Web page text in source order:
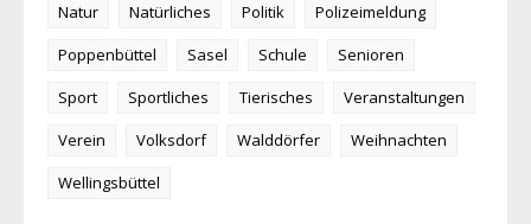
Natur
Natürliches Politik
Polizeimeldung
Poppenbüttel
Sasel Schule
Senioren
Sport
Sportliches Tierisches
Veranstaltungen
Verein
Volksdorf Walddörfer
Weihnachten
Wellingsbüttel